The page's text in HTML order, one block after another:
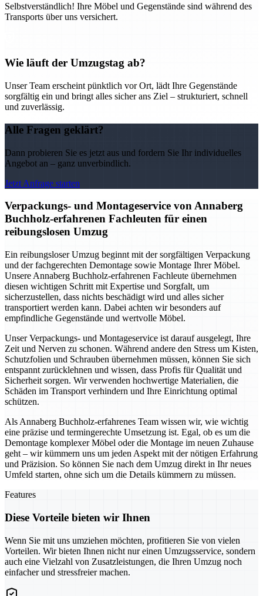
Selbstverständlich! Ihre Möbel und Gegenstände sind während des
Transports über uns versichert.
Wie läuft der Umzugstag ab?
Unser Team erscheint pünktlich vor Ort, lädt Ihre Gegenstände
sorgfältig ein und bringt alles sicher ans Ziel – strukturiert, schnell
und zuverlässig.
Alle Fragen geklärt?
Dann probieren Sie es jetzt aus und fordern Sie Ihr individuelles
Angebot an – ganz unverbindlich.
Jetzt Anfrage starten
Verpackungs- und Montageservice von Annaberg
Buchholz-erfahrenen Fachleuten für einen
reibungslosen Umzug
Ein reibungsloser Umzug beginnt mit der sorgfältigen Verpackung
und der fachgerechten Demontage sowie Montage Ihrer Möbel.
Unsere Annaberg Buchholz-erfahrenen Fachleute übernehmen
diesen wichtigen Schritt mit Expertise und Sorgfalt, um
sicherzustellen, dass nichts beschädigt wird und alles sicher
transportiert werden kann. Dabei achten wir besonders auf
empfindliche Gegenstände und wertvolle Möbel.
Unser Verpackungs- und Montageservice ist darauf ausgelegt, Ihre
Zeit und Nerven zu schonen. Während andere den Stress um Kisten,
Schutzfolien und Schrauben übernehmen müssen, können Sie sich
entspannt zurücklehnen und wissen, dass Profis für Qualität und
Sicherheit sorgen. Wir verwenden hochwertige Materialien, die
Schäden im Transport verhindern und Ihre Einrichtung optimal
schützen.
Als Annaberg Buchholz-erfahrenes Team wissen wir, wie wichtig
eine präzise und termingerechte Umsetzung ist. Egal, ob es um die
Demontage komplexer Möbel oder die Montage im neuen Zuhause
geht – wir kümmern uns um jeden Aspekt mit der nötigen Erfahrung
und Präzision. So können Sie nach dem Umzug direkt in Ihr neues
Umfeld starten, ohne sich um die Details kümmern zu müssen.
Features
Diese Vorteile bieten wir Ihnen
Wenn Sie mit uns umziehen möchten, profitieren Sie von vielen
Vorteilen. Wir bieten Ihnen nicht nur einen Umzugsservice, sondern
auch eine Vielzahl von Zusatzleistungen, die Ihren Umzug noch
einfacher und stressfreier machen.